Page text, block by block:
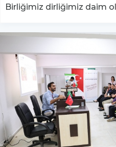
Birliğimiz dirliğimiz daim